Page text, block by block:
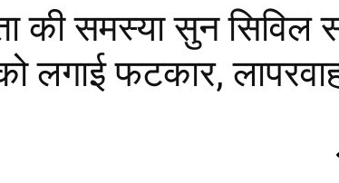
की समस्या सुन सिविल
लगाई फटकार,